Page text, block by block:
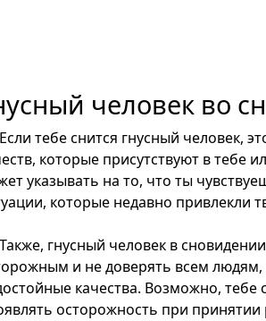
человек во
Если тебе снится гнусный человек,
которые присутствуют в тебе
указывать на то, что ты
которые недавно привлекли
Также, гнусный человек в
и не доверять всем
качества. Возможно,
осторожность при